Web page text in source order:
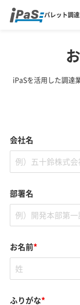
パレット調
iPaSを活用した調達
会社名
部署名
お名前*
ふりがな*